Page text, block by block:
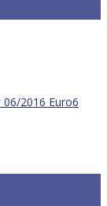
06/2016 Euro6